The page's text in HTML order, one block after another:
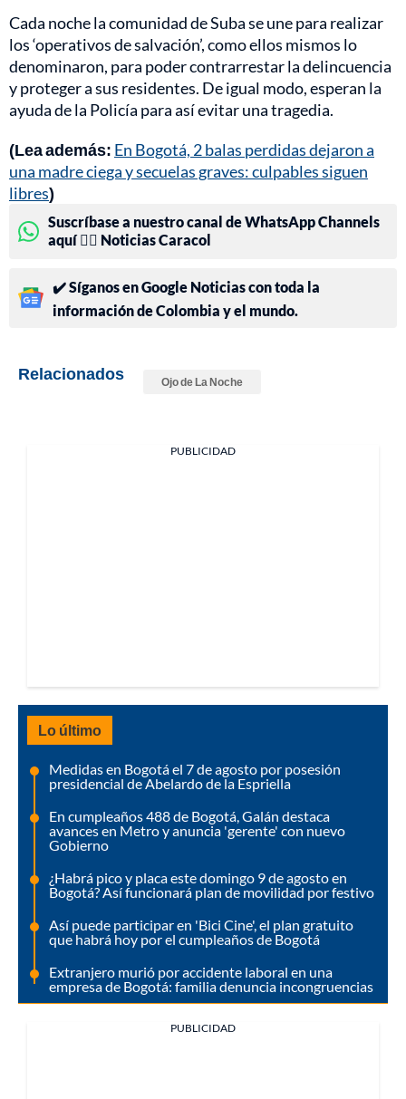
Cada noche la comunidad de Suba se une para realizar
los ‘operativos de salvación’, como ellos mismos lo
denominaron, para poder contrarrestar la delincuencia
y proteger a sus residentes. De igual modo, esperan la
ayuda de la Policía para así evitar una tragedia.
(Lea además: En Bogotá, 2 balas perdidas dejaron a
una madre ciega y secuelas graves: culpables siguen
libres)
Suscríbase a nuestro canal de WhatsApp Channels
aquí 👉🏻 Noticias Caracol
✔️ Síganos en Google Noticias con toda la
información de Colombia y el mundo.
Relacionados Ojo de La Noche
PUBLICIDAD
Lo último
Medidas en Bogotá el 7 de agosto por posesión
presidencial de Abelardo de la Espriella
En cumpleaños 488 de Bogotá, Galán destaca
avances en Metro y anuncia 'gerente' con nuevo
Gobierno
¿Habrá pico y placa este domingo 9 de agosto en
Bogotá? Así funcionará plan de movilidad por festivo
Así puede participar en 'Bici Cine', el plan gratuito
que habrá hoy por el cumpleaños de Bogotá
Extranjero murió por accidente laboral en una
empresa de Bogotá: familia denuncia incongruencias
PUBLICIDAD